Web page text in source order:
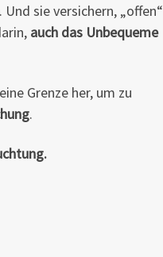
sie versichern, „offen“
auch das Unbequeme
Grenze her, um zu
.